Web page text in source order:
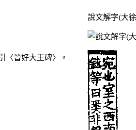
〈晉好大王碑〉。
說文解字(大